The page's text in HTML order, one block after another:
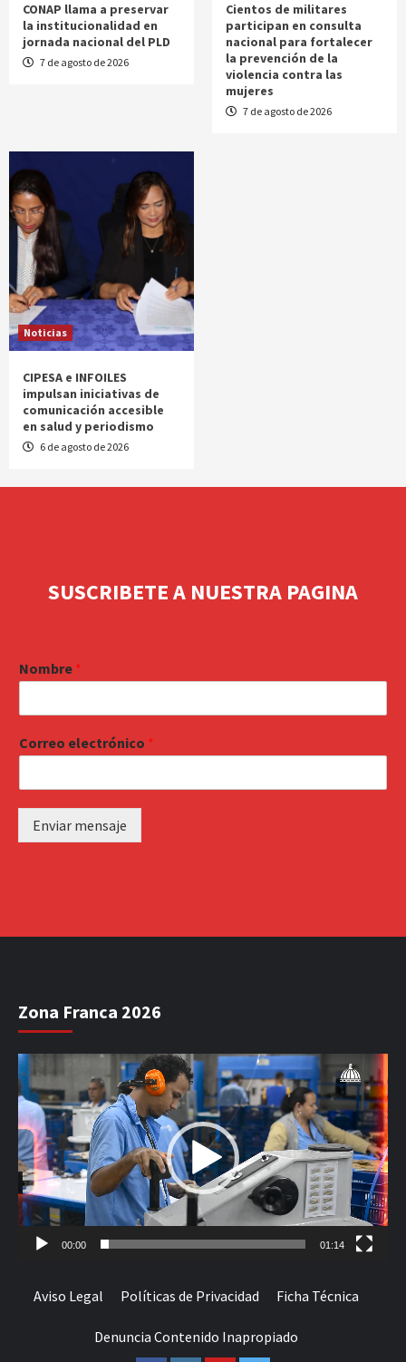
CONAP llama a preservar
la institucionalidad en
jornada nacional del PLD
7 de agosto de 2026
Cientos de militares
participan en consulta
nacional para fortalecer
la prevención de la
violencia contra las
mujeres
7 de agosto de 2026
Noticias
CIPESA e INFOILES
impulsan iniciativas de
comunicación accesible
en salud y periodismo
6 de agosto de 2026
SUSCRIBETE A NUESTRA PAGINA
Nombre *
Correo electrónico *
Enviar mensaje
Zona Franca 2026
Reproductor
de
vídeo
00:00 01:14
Aviso Legal Políticas de Privacidad Ficha Técnica
Denuncia Contenido Inapropiado